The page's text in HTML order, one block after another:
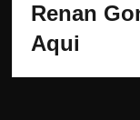
Renan
Aqui